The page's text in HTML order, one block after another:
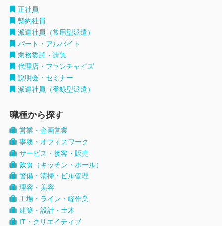
正社員
契約社員
派遣社員（常用型派遣）
パート・アルバイト
業務委託・請負
代理店・フランチャイズ
説明会・セミナー
派遣社員（登録型派遣）
職種から探す
営業・企画営業
事務・オフィスワーク
サービス・接客・販売
飲食（キッチン・ホール）
警備・清掃・ビル管理
理容・美容
工場・ライン・軽作業
建築・設計・土木
IT・クリエイティブ